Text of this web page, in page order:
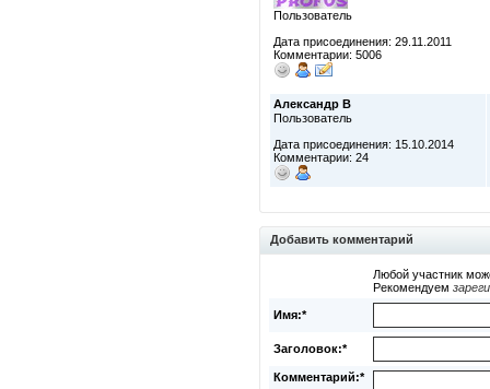
Пользователь
Дата присоединения: 29.11.2011
Комментарии: 5006
Александр В
Пользователь
Дата присоединения: 15.10.2014
Комментарии: 24
Добавить комментарий
Любой участник
Рекомендуем
Имя:*
Заголовок:*
Комментарий:*